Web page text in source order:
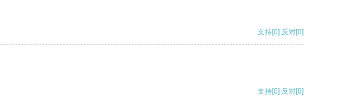
支持[0] 反对[0]
支持[0] 反对[0]